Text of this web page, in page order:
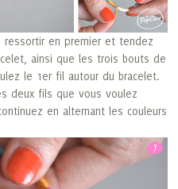
en premier et tendez
ainsi que les trois bouts de
le 1er fil autour du bracelet.
deux fils que vous voulez
en alternant les couleurs